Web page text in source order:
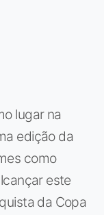
lugar na
edição da
como
este
da Copa